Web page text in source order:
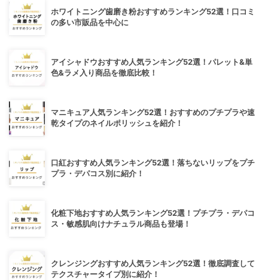
ホワイトニング歯磨き粉おすすめランキング52選！口コミ
の多い市販品を中心に
アイシャドウおすすめ人気ランキング52選！パレット&単
色&ラメ入り商品を徹底比較！
マニキュア人気ランキング52選！おすすめのプチプラや速
乾タイプのネイルポリッシュを紹介！
口紅おすすめ人気ランキング52選！落ちないリップをプチ
プラ・デパコス別に紹介！
化粧下地おすすめ人気ランキング52選！プチプラ・デパコ
ス・敏感肌向けナチュラル商品も登場！
クレンジングおすすめ人気ランキング52選！徹底調査して
テクスチャータイプ別に紹介！